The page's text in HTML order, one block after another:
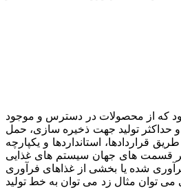
که از محصولات در دسترس و موجود
حداکثر تولید جهت ذخیره سازی، حمل
استانداردها و یکپارچه
قسمت های جهان سیستم های غذایی
شده یا بخشی از غذاهای فرآوری
توان مثال زد می توان به خط تولید